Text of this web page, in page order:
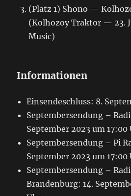
(Platz 1) Shono —
(Kolhozoy Traktor — 23.
Music)
Informationen
Einsendeschluss: 8.
Septembersendung –
September 2023 um 17:00
Septembersendung – Pi
September 2023 um 17:00
Septembersendung –
Brandenburg: 14.